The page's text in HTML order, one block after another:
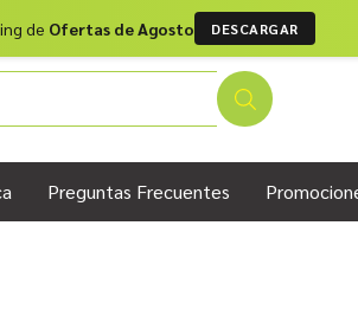
de Ofertas de Agosto DESCARGAR
Preguntas Frecuentes